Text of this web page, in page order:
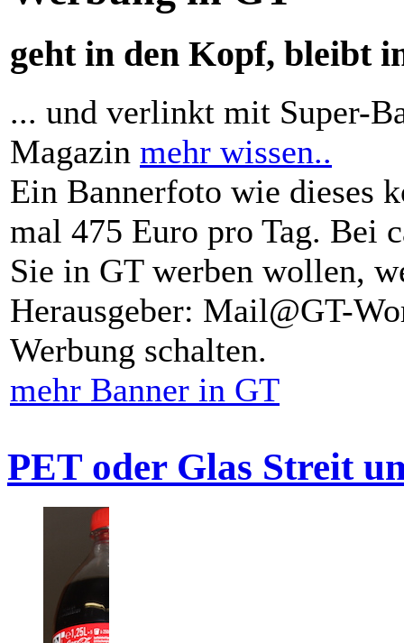
geht in den Kopf, bleibt
... und verlinkt mit Super-
Magazin mehr wissen..
Ein Bannerfoto wie dieses
mal 475 Euro pro Tag. Bei
Sie in GT werben wollen,
Herausgeber: Mail@GT-
Werbung schalten.
mehr Banner in GT
PET oder Glas Streit